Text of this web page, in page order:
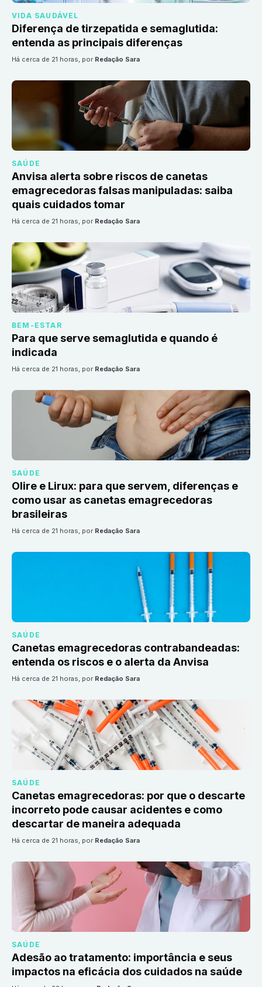
VIDA SAUDÁVEL
Diferença de tirzepatida e semaglutida:
entenda as principais diferenças
há cerca de 21 horas, por Redação Sara
SAÚDE
Anvisa alerta sobre riscos de canetas
emagrecedoras falsas manipuladas: saiba
quais cuidados tomar
há cerca de 21 horas, por Redação Sara
BEM-ESTAR
Para que serve semaglutida e quando é
indicada
há cerca de 21 horas, por Redação Sara
SAÚDE
Olire e Lirux: para que servem, diferenças e
como usar as canetas emagrecedoras
brasileiras
há cerca de 21 horas, por Redação Sara
SAÚDE
Canetas emagrecedoras contrabandeadas:
entenda os riscos e o alerta da Anvisa
há cerca de 21 horas, por Redação Sara
SAÚDE
Canetas emagrecedoras: por que o descarte
incorreto pode causar acidentes e como
descartar de maneira adequada
há cerca de 21 horas, por Redação Sara
SAÚDE
Adesão ao tratamento: importância e seus
impactos na eficácia dos cuidados na saúde